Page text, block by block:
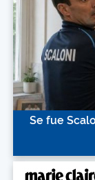
Se fue